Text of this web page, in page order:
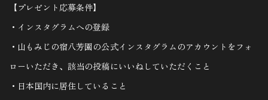
【プレゼント応募条件】
・インスタグラムへの登録
・山もみじの宿八芳園の公式インスタグラムのアカウントをフォ
ローいただき、該当の投稿にいいねしていただくこと
・日本国内に居住していること